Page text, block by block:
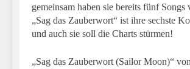
gemeinsam haben sie bereits fünf
„Sag das Zauberwort“ ist ihre sechste
und auch sie soll die Charts stürmen!
„Sag das Zauberwort (Sailor Moon)“